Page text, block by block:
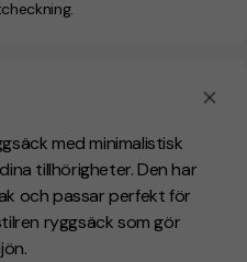
med minimalistisk
tillhörigheter. Den har
och passar perfekt för
ryggsäck som gör